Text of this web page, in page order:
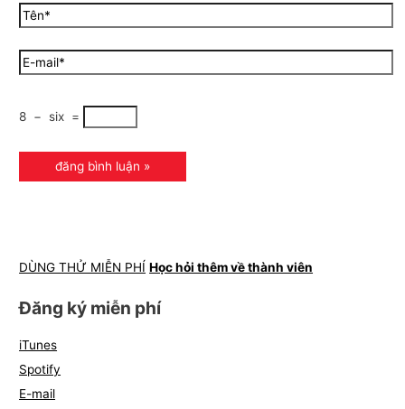
8 − six =
DÙNG THỬ MIỄN PHÍ Học hỏi thêm về thành viên
Đăng ký miễn phí
iTunes
Spotify
E-mail